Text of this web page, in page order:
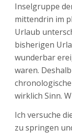
Inselgruppe
mittendrin im
Urlaub
bisherigen
wunderbar
waren.
wirklich Sinn.
Ich versuche
zu springen